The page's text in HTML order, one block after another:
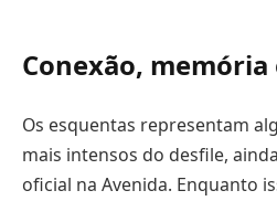
Conexão,
Os esquentas representam
mais intensos do desfile,
oficial na Avenida. Enquanto